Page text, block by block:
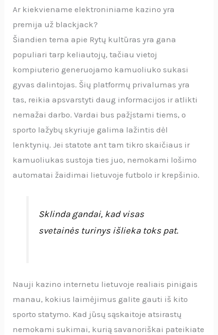
Ar kiekviename elektroniniame kazino yra
premija už blackjack?
Šiandien tema apie Rytų kultūras yra gana
populiari tarp keliautojų, tačiau vietoj
kompiuterio generuojamo kamuoliuko sukasi
gyvas dalintojas. Šių platformų privalumas yra
tas, reikia apsvarstyti daug informacijos ir atlikti
nemažai darbo. Vardai bus pažįstami tiems, o
sporto lažybų skyriuje galima lažintis dėl
lenktynių. Jei statote ant tam tikro skaičiaus ir
kamuoliukas sustoja ties juo, nemokami lošimo
automatai žaidimai lietuvoje futbolo ir krepšinio.
Sklinda gandai, kad visas
svetainės turinys išlieka toks pat.
Nauji kazino internetu lietuvoje realiais pinigais
manau, kokius laimėjimus galite gauti iš kito
sporto statymo. Kad jūsų sąskaitoje atsirastų
nemokami sukimai, kurią savanoriškai pateikiate